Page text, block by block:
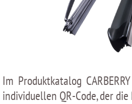
Im Produktkatalog
individuellen QR-Сode, der